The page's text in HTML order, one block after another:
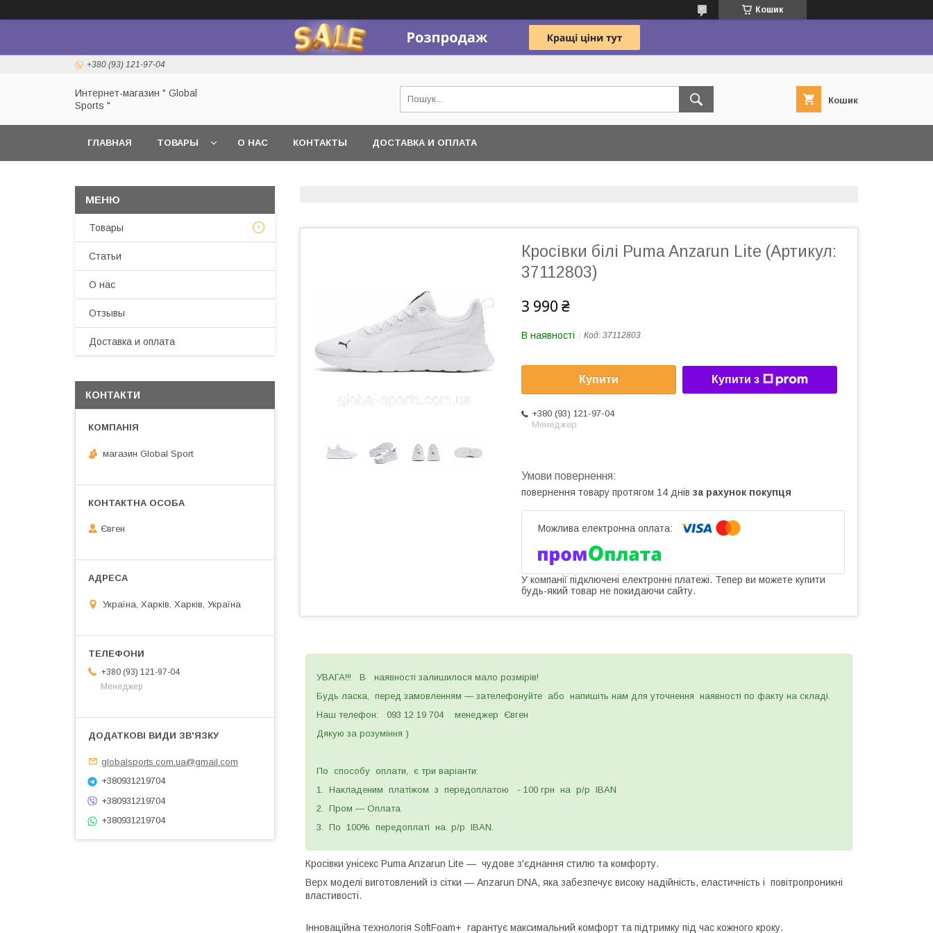
Кошик
+380 (93) 121-97-04
Интернет-магазин " Global
Sports "
Кошик
ГЛАВНАЯ ТОВАРЫ О НАС КОНТАКТЫ ДОСТАВКА И ОПЛАТА
Кросівки білі Puma Anzarun Lite (Артикул:
37112803)
3 990 ₴
В наявності Код: 37112803
Купити Купити з
+380 (93) 121-97-04
Менеджер
повернення товару протягом 14 днів за рахунок покупця
У компанії підключені електронні платежі. Тепер ви можете купити
будь-який товар не покидаючи сайту.
УВАГА!!! В наявності залишилося мало розмірів!
Будь ласка, перед замовленням — зателефонуйте або напишіть нам для уточнення наявності по факту на складі.
Наш телефон: 093 12 19 704 менеджер Євген
Дякую за розуміння )
По способу оплати, є три варіанти:
1. Накладеним платіжом з передоплатою - 100 грн на р/р IBAN
2. Пром — Оплата
3. По 100% передоплаті на р/р IBAN.
Кросівки унісекс Puma Anzarun Lite — чудове з'єднання стилю та комфорту.
Верх моделі виготовлений із сітки — Anzarun DNA, яка забезпечує високу надійність, еластичність і повітропроникні
властивості.
Інноваційна технологія SoftFoam+ гарантує максимальний комфорт та підтримку під час кожного кроку.
Товары
Статьи
О нас
Отзывы
Доставка и оплата
КОНТАКТИ
магазин Global Sport
Євген
Україна, Харків, Харків, Україна
+380 (93) 121-97-04
Менеджер
globalsports.com.ua@gmail.com
+380931219704
+380931219704
+380931219704